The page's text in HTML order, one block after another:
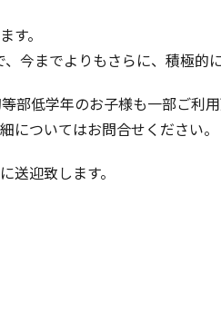
す。
までよりもさらに、積極的に
低学年のお子様も一部ご利用
ついてはお問合せください。
迎致します。